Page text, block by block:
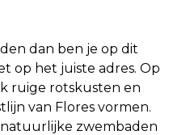
dan ben je op dit
op het juiste adres. Op
ruige rotskusten en
van Flores vormen.
zwembaden